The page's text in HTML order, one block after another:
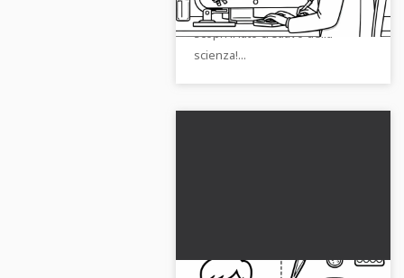
Scaricalo gratuitamente ora e
scopri il lato creativo della
scienza!...